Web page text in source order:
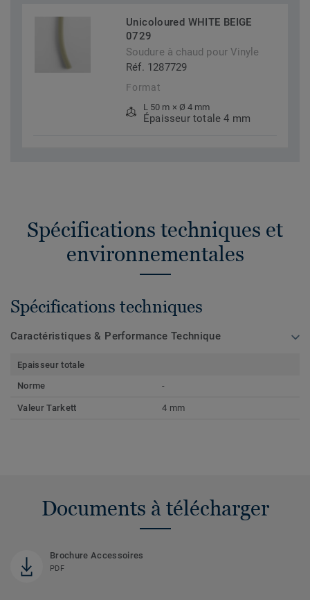
Unicoloured WHITE BEIGE
0729
Soudure à chaud pour Vinyle
Réf. 1287729
Format
L 50 m × Ø 4 mm
Épaisseur totale 4 mm
Spécifications techniques et
environnementales
Spécifications techniques
Caractéristiques & Performance Technique
Epaisseur totale
Norme
-
Valeur Tarkett 4 mm
Documents à télécharger
Brochure Accessoires
PDF